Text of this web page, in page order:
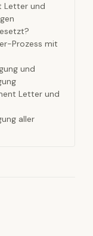
Letter und
Prozess mit
und
Letter und
aller